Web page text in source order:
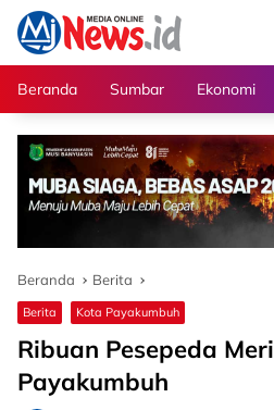
Langsung
konten
Beranda
Sumbar Ekonomi
Beranda Berita
Berita Kota Payakumbuh
Ribuan Pesepeda
Payakumbuh